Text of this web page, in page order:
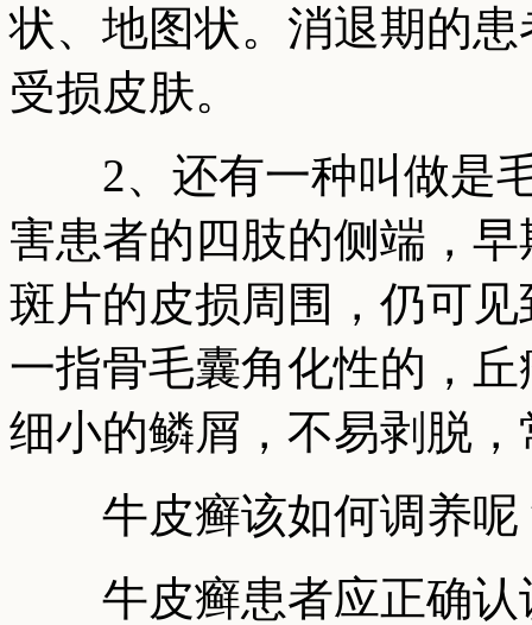
状、地图状。消退期的
受损皮肤。
2、还有一种叫做是毛
害患者的四肢的侧端，
斑片的皮损周围，仍可
一指骨毛囊角化性的，
细小的鳞屑，不易剥脱
牛皮癣该如何调养呢
牛皮癣患者应正确认